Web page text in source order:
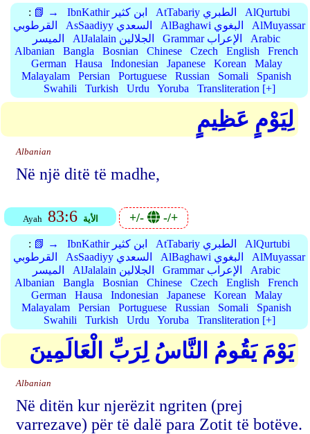
: 📗 → IbnKathir ابن كثير AtTabariy الطبري
AlQurtubi
القرطوبي
AsSaadiyy السعدي AlBaghawi البغوي
AlMuyassar
الميسر
AlJalalain الجلالين Grammar الإعراب
Arabic
Albanian
Bangla Bosnian Chinese Czech English
French
German
Hausa Indonesian Japanese Korean
Malay
Malayalam
Persian Portuguese Russian Somali
Spanish
Swahili
Turkish Urdu Yoruba Transliteration [+]
لِيَوْمٍ عَظِيمٍ
Albanian
Në një ditë të madhe,
Ayah 83:6 الأية +/- -/+
: 📗 → IbnKathir ابن كثير AtTabariy الطبري
AlQurtubi
القرطوبي
AsSaadiyy السعدي AlBaghawi البغوي
AlMuyassar
الميسر
AlJalalain الجلالين Grammar الإعراب
Arabic
Albanian
Bangla Bosnian Chinese Czech English
French
German
Hausa Indonesian Japanese Korean
Malay
Malayalam
Persian Portuguese Russian Somali
Spanish
Swahili
Turkish Urdu Yoruba Transliteration [+]
يَوْمَ يَقُومُ النَّاسُ لِرَبِّ الْعَالَمِينَ
Albanian
Në ditën kur njerëzit ngriten (prej
varrezave) për të dalë para Zotit të botëve.